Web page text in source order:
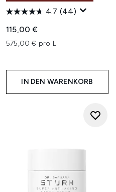
4.7 (44)
115,00 €
575,00 € pro L
IN DEN WARENKORB